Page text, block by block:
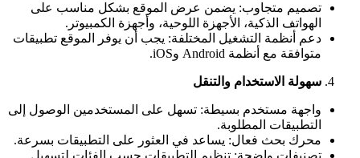
تصميم متجاوب: يضمن عرض الموقع بشكل مناسب على
الهواتف الذكية، الأجهزة اللوحية، وأجهزة الكمبيوتر.
دعم أنظمة التشغيل المختلفة: يجب أن يوفر الموقع تطبيقات
متوافقة مع أنظمة Android وiOS.
سهولة الاستخدام والتنقل
واجهة مستخدم بسيطة: تسهل على المستخدمين الوصول إلى
التطبيقات المطلوبة.
محرك بحث فعال: يساعد في العثور على التطبيقات بسرعة.